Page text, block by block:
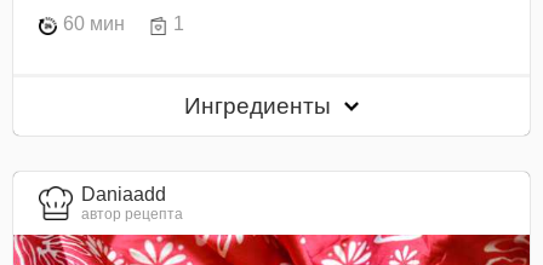
60 мин
1
Ингредиенты
Daniaadd
автор рецепта